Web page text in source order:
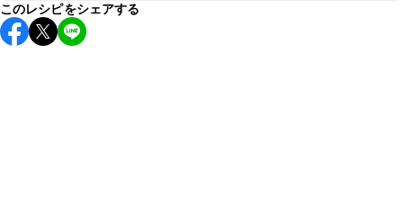
保存期間は冷蔵で翌日中が目安です。なるべくお早めにお召
し上がりください。
このレシピをシェアする